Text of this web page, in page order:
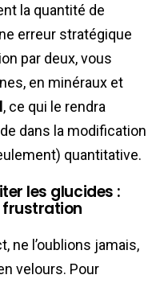
la quantité de
erreur stratégique
par deux, vous
en minéraux et
, ce qui le rendra
dans la modification
quantitative.
les glucides :
frustration
ne l’oublions jamais,
velours. Pour